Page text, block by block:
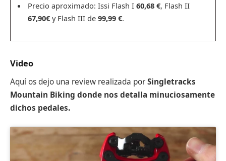
Precio aproximado: Issi Flash I 60,68 €, Flash II
67,90€ y Flash III de 99,99 €.
Video
Aquí os dejo una review realizada porSingletracks
Mountain Biking donde nos detalla minuciosamente
dichos pedales.